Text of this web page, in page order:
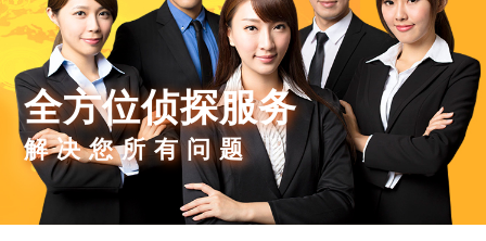
全方位侦探服务
解决您所有问题